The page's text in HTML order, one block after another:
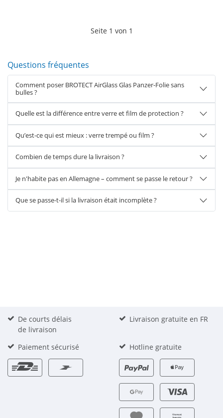
Seite 1 von 1
Questions fréquentes
Comment poser BROTECT AirGlass Glas Panzer-Folie sans
bulles ?
Quelle est la différence entre verre et film de protection ?
Qu’est-ce qui est mieux : verre trempé ou film ?
Combien de temps dure la livraison ?
Je n'habite pas en Allemagne – comment se passe le retour ?
Que se passe-t-il si la livraison était incomplète ?
De courts délais
de livraison
Livraison gratuite en FR
Paiement sécurisé Hotline gratuite